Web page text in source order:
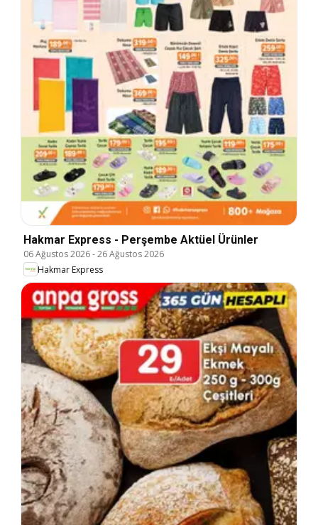
Hakmar Express - Perşembe Aktüel Ürünler
06 Ağustos 2026-26 Ağustos 2026
Hakmar Express